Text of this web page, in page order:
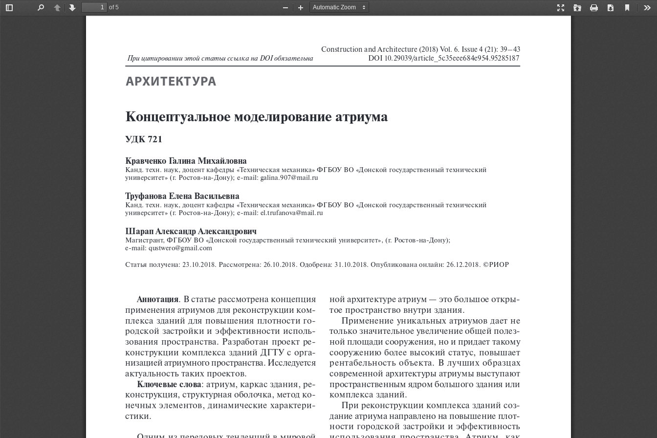
Toggle
PreviousNext
of 5
Presentation
Open Print Download
Current
Zoom
Zoom
123456785923030689585760   0 2 0044700
Construction and Architecture (2018) Vol. 6. Issue 4 (21): 39–43
При цитировании этой статьи ссылка на DOI обязательна DOI 10.29039/article_5c35eee684e954.95285187
Концептуальное моделирование атриума
УДК 721
Кравченко Галина Михайловна
Канд. техн. наук, доцент кафедры «Техническая механика» ФГБОУ ВО «Донской государственный технический
университет» (г. Ростов-на-Дону); e-mail: galina.907@mail.ru
Труфанова Елена Васильевна
Канд. техн. наук, доцент кафедры «Техническая механика» ФГБОУ ВО «Донской государственный технический
университет» (г. Ростов-на-Дону); e-mail: el.trufanova@mail.ru
Шарап Александр Александрович
Магистрант, ФГБОУ ВО «Донской государственный технический университет», (г. Ростов-на-Дону);
e-mail: qustwero@gmail.com
Статья получена: 23.10.2018. Рассмотрена: 26.10.2018. Одобрена: 31.10.2018. Опубликована онлайн: 26.12.2018. ©РИОР
Аннотация. В статье рассмотрена концепция
применения атриумов для реконструкции ком-
плекса зданий для повышения плотности го-
родской застройки и эффективности исполь-
зования пространства. Разработан проект ре-
конструкции комплекса зданий ДГТУ с орга-
низацией атриумного пространства. Исследуется
актуальность таких проектов.
Ключевые слова: атриум, каркас здания, ре-
конструкция, структурная оболочка, метод ко-
нечных элементов, динамические характери-
стики.
ной архитектуре атриум — это большое откры-
тое пространство внутри здания.
Применение уникальных атриумов дает не
только значительное увеличение общей полез-
ной площади сооружения, но и придает такому
сооружению более высокий статус, повышает
рентабельность объекта. В лучших образцах
современной архитектуры атриумы выступают
пространственным ядром большого здания или
комплекса зданий.
При реконструкции комплекса зданий соз-
дание атриума направлено на повышение плот-
ности городской застройки и эффективность
АРХИТЕКТУРА